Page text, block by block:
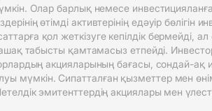
Олар барлық немесе
өтімді активтерінің едәуір бөлігін
қол жеткізуге кепілдік бермейді,
табысты қамтамасыз етпейді.
акцияларының бағасы, сондай-ақ
мүмкін. Сипатталған қызметтер мен
эмитенттердің акциялары мен